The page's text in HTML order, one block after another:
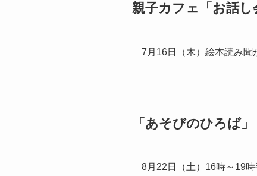
親子カフェ「お話し
7月16日（木）絵本読み聞
「あそびのひろば」
8月22日（土）16時～19